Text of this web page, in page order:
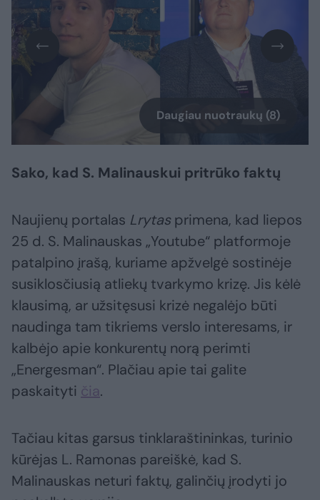
Daugiau nuotraukų (8)
Sako, kad S. Malinauskui pritrūko faktų
Naujienų portalas Lrytasprimena, kad liepos
25 d. S. Malinauskas „Youtube“ platformoje
patalpino įrašą, kuriame apžvelgė sostinėje
susiklosčiusią atliekų tvarkymo krizę. Jis kėlė
klausimą, ar užsitęsusi krizė negalėjo būti
naudinga tam tikriems verslo interesams, ir
kalbėjo apie konkurentų norą perimti
„Energesman“. Plačiau apie tai galite
paskaityti čia.
Tačiau kitas garsus tinklaraštininkas, turinio
kūrėjas L. Ramonas pareiškė, kad S.
Malinauskas neturi faktų, galinčių įrodyti jo